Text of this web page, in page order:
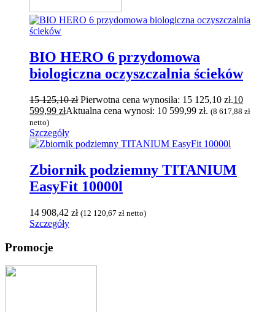
BIO HERO 6 przydomowa
biologiczna oczyszczalnia ścieków
15 125,10zł Pierwotna cena wynosiła: 15 125,10 zł.10
599,99 złAktualna cena wynosi: 10 599,99 zł. (8 617,88 zł
netto)
Szczegóły
Zbiornik podziemny TITANIUM
EasyFit 10000l
14 908,42 zł (12 120,67 zł netto)
Szczegóły
Promocje